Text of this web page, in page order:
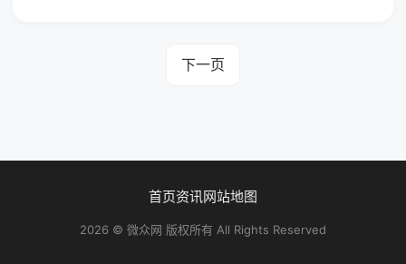
下一页
首页资讯网站地图
2026 © 微众网 版权所有 All Rights Reserved